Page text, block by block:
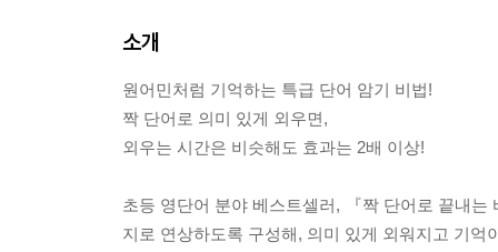
소개
원어민처럼 기억하는 특급 단어 암기 비법!
짝 단어로 의미 있게 외우면,
외우는 시간은 비슷해도 효과는 2배 이상!
초등 영단어 분야 베스트셀러, 『짝 단어로 끝내
지로 연상하도록 구성해, 의미 있게 외워지고 기억